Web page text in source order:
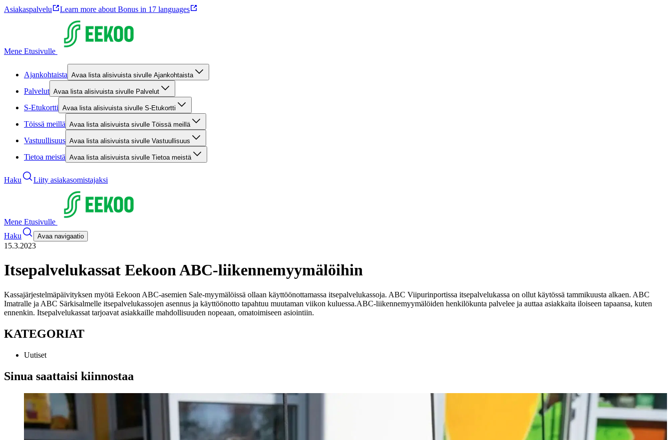
Asiakaspalvelu Learn more about Bonus in 17 languages
Mene Etusivulle
Ajankohtaista Avaa lista alisivuista sivulle Ajankohtaista
Palvelut Avaa lista alisivuista sivulle Palvelut
S-Etukortti Avaa lista alisivuista sivulle S-Etukortti
Töissä meillä Avaa lista alisivuista sivulle Töissä meillä
Vastuullisuus Avaa lista alisivuista sivulle Vastuullisuus
Tietoa meistä Avaa lista alisivuista sivulle Tietoa meistä
Haku Liity asiakasomistajaksi
Mene Etusivulle
Haku
Avaa navigaatio
15.3.2023
Itsepalvelukassat Eekoon ABC-liikennemyymälöihin
Kassajärjestelmäpäivityksen myötä Eekoon ABC-asemien Sale-myymälöissä ollaan käyttöönottamassa itsepalvelukassoja. ABC Viipurinportissa itsepalvelukassa on ollut käytössä tammikuusta alkaen. ABC
Imatralle ja ABC Särkisalmelle itsepalvelukassojen asennus ja käyttöönotto tapahtuu muutaman viikon kuluessa.ABC-liikennemyymälöiden henkilökunta palvelee ja auttaa asiakkaita iloiseen tapaansa, kuten
ennenkin. Itsepalvelukassat tarjoavat asiakkaille mahdollisuuden nopeaan, omatoimiseen asiointiin.
KATEGORIAT
Uutiset
Sinua saattaisi kiinnostaa